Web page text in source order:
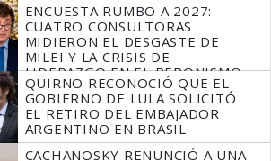
ENCUESTA RUMBO A 2027:
CUATRO CONSULTORAS
MIDIERON EL DESGASTE DE
MILEI Y LA CRISIS DE
LIDERAZGO EN EL PERONISMO
QUIRNO RECONOCIÓ QUE EL
GOBIERNO DE LULA SOLICITÓ
EL RETIRO DEL EMBAJADOR
ARGENTINO EN BRASIL
CACHANOSKY RENUNCIÓ A UNA